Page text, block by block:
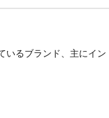
いるブランド、主にイン